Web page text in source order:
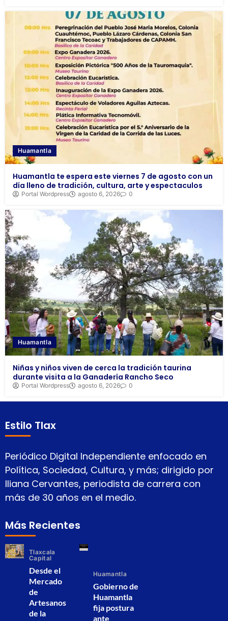
Huamantla
Huamantla te espera este viernes 7 de agosto con un
día lleno de tradición, cultura, arte y espectaculos
Portal Wordpress agosto 6, 2026 0
Huamantla
Niñas y niños viven de cerca la tradición taurina
durante visita a la Ganadería Rancho Seco
Portal Wordpress agosto 6, 2026 0
Estilo Tlax
Periódico Digital Independiente enfocado en
Política, Sociedad, Cultura, y más; dirigido por
Iliana Cervantes, periodista de carrera con
más de 30 años en el medio.
Más Recientes
Tlaxcala
Capital
Desde el
Mercado
de
Artesanos
de la
Huamantla
Gobierno de
Huamantla
fija postura
ante